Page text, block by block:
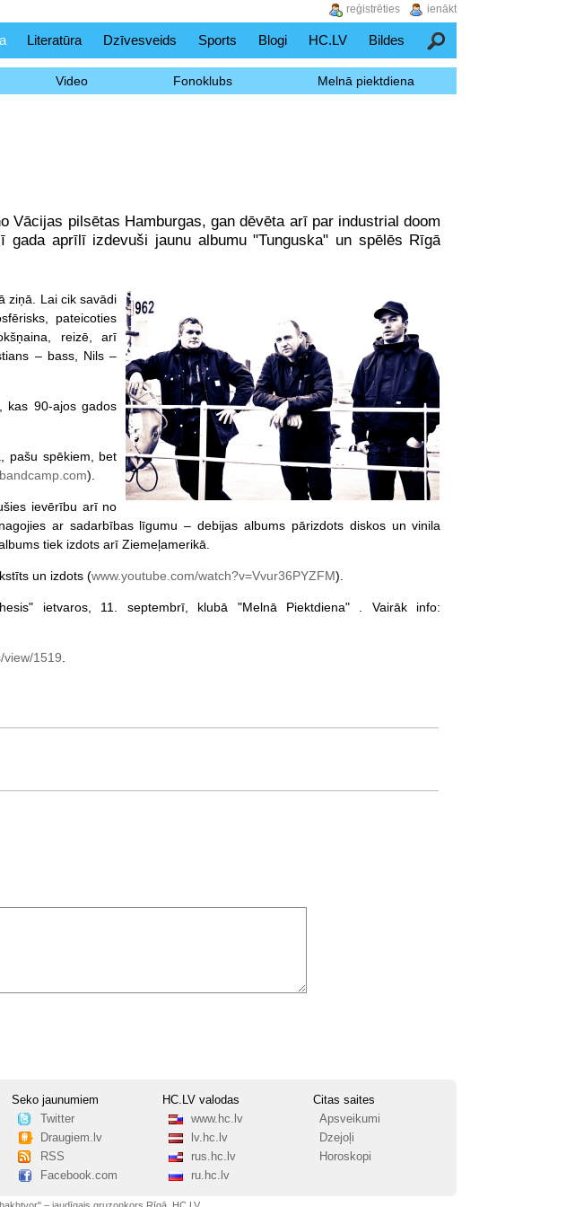
Literatūra Dzīvesveids Sports Blogi HC.LV Bildes Meklēšana
Video Fonoklubs Melnā piektdiena
Vācijas pilsētas Hamburgas, gan dēvēta arī par industrial doom
aprīlī izdevuši jaunu albumu "Tunguska" un spēlēs Rīgā
ziņā. Lai cik savādi
pateicoties
reizē, arī
– bass, Nils –
kas 90-ajos gados
pašu spēkiem, bet
).
ievērību arī no
ar sadarbības līgumu – debijas albums pārizdots diskos un vinila
tiek izdots arī Ziemeļamerikā.
un izdots (www.youtube.com/watch?v=Vvur36PYZFM).
ietvaros, 11. septembrī, klubā "Melnā Piektdiena" . Vairāk info:
view/1519
Seko jaunumiem
Twitter
Draugiem.lv
RSS
Facebook.com
HC.LV valodas
www.hc.lv
lv.hc.lv
rus.hc.lv
ru.hc.lv
Citas saites
Apsveikumi
Dzejoļi
Horoskopi
ienākt
reģistrēties